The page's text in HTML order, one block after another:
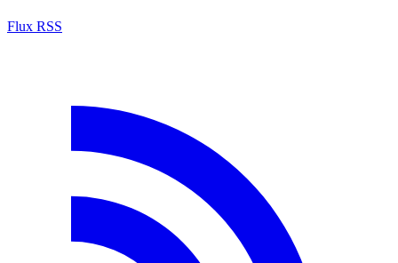
Flux RSS